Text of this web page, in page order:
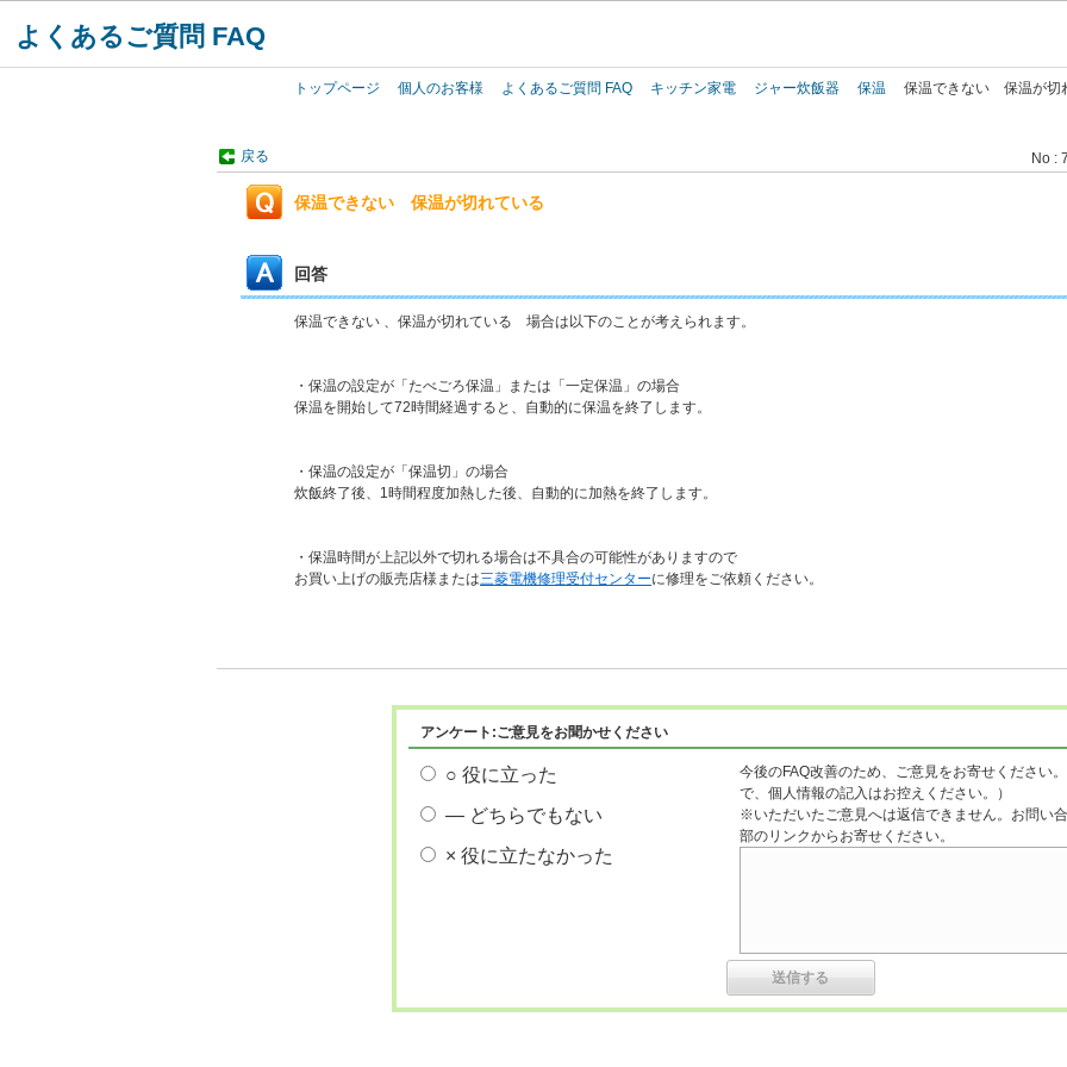
よくあるご質問 FAQ
トップページ 個人のお客様 よくあるご質問 FAQ キッチン家電 ジャー炊飯器 保温
保温できない 保温が切
戻る No :
保温できない 保温が切れている
回答
保温できない 、保温が切れている 場合は以下のことが考えられます。
・保温の設定が「たべごろ保温」または「一定保温」の場合
保温を開始して72時間経過すると、自動的に保温を終了します。
・保温の設定が「保温切」の場合
炊飯終了後、1時間程度加熱した後、自動的に加熱を終了します。
・保温時間が上記以外で切れる場合は不具合の可能性がありますので
お買い上げの販売店様または三菱電機修理受付センターに修理をご依頼ください。
アンケート:ご意見をお聞かせください
○ 役に立った
― どちらでもない
× 役に立たなかった
今後のFAQ改善のため、ご意見をお寄せください
で、個人情報の記入はお控えください。）
※いただいたご意見へは返信できません。お問い
部のリンクからお寄せください。